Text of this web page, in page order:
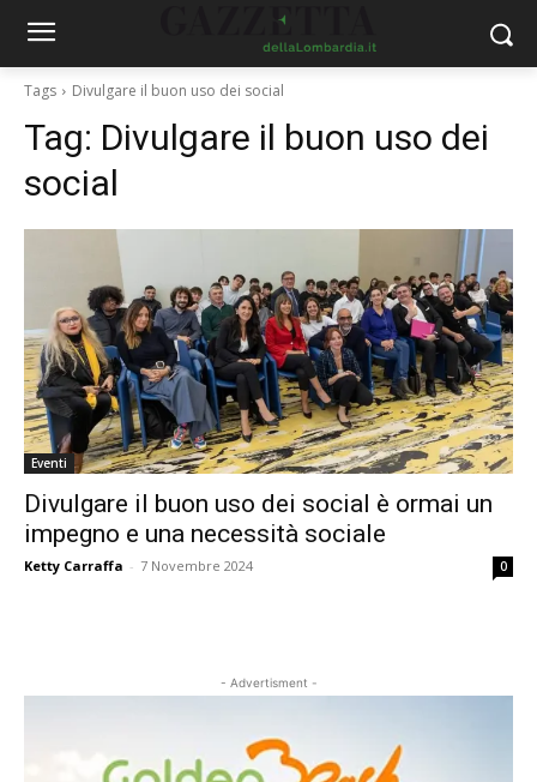
Tags Divulgare il buon uso dei social
Tag: Divulgare il buon uso dei
social
Eventi
Divulgare il buon uso dei social è ormai un
impegno e una necessità sociale
Ketty Carraffa - 7 Novembre 2024 0
- Advertisment -